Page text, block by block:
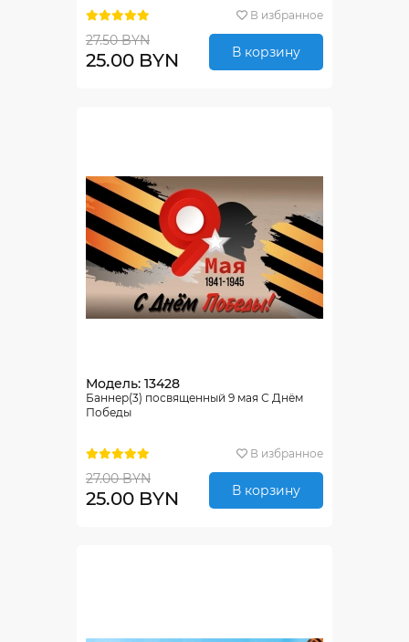
В избранное
27.50 BYN
25.00 BYN В корзину
Модель: 13428
Баннер(3) посвященный 9 мая С Днём
Победы
В избранное
27.00 BYN
25.00 BYN В корзину